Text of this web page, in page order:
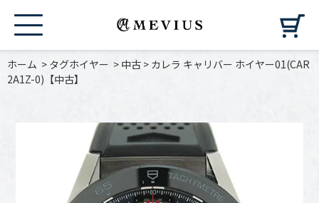
ホーム > タグホイヤー > 中古 > カレラ キャリバー ホイヤー01(CAR
2A1Z-0)【中古】